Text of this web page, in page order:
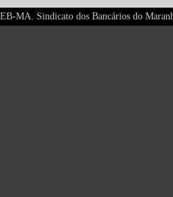
MA. Sindicato dos Bancários do